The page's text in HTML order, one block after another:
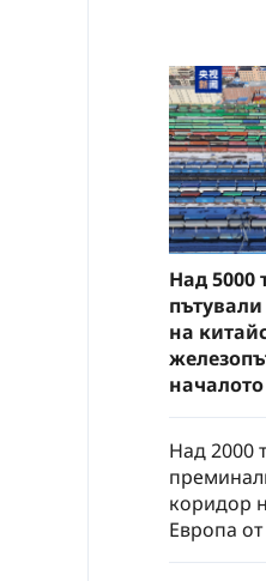
Над 5000
на
Над 2000
коридор
Европа